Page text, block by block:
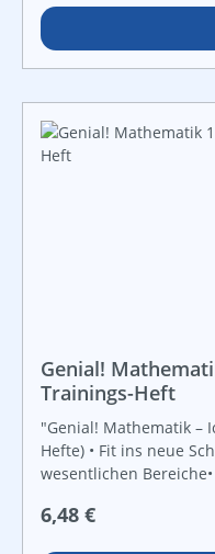
sammeln. Das Format
Einzel-, Partner- oder
Genial!
Trainings-Heft
"Genial! Mathematik –
Hefte) • Fit ins neue
wesentlichen
ich wissen“)• Analyse
Regulärer Preis:
6,48 €